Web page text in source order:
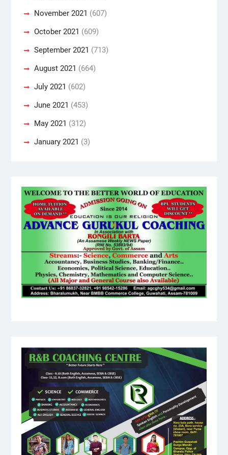
November 2021 (607)
October 2021 (609)
September 2021 (713)
August 2021 (664)
July 2021 (602)
June 2021 (453)
May 2021 (312)
January 2021 (3)